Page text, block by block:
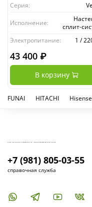
Серия:
Исполнение:
сплит-
Электропитание:
1 /
43 400 ₽
В корзину
FUNAI HITACHI Hisense
+7 (981) 805-03-55
справочная служба